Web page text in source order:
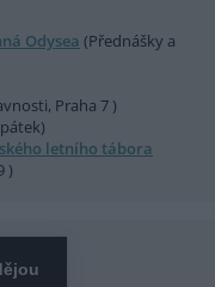
Odysea (Přednášky a
Praha 7 )
letního tábora
)